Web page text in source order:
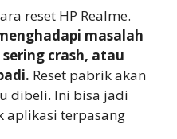
reset HP Realme.
masalah
crash, atau
Reset pabrik akan
dibeli. Ini bisa jadi
aplikasi terpasang